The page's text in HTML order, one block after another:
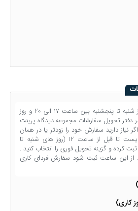
کلیه سفارشات دیجیتال از شنبه تا پنجشنبه بین ساعت 17 الی 20 و روز
پنجشنبه 16 الی 18 در دفتر تحویل سفارشات مجموعه دیدگاه پرینت
نیاز دارید سفارش خود را زودتر یا در همان
روز تحویل بگیرید، می‌بایست تا قبل از ساعت 12 (روز های شنبه تا
کرده و گزینه تحویل فوری را انتخاب کنید .
از این ساعت ثبت شود سفارش فردای کاری